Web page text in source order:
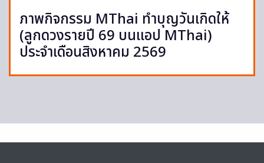
ภาพกิจกรรม MThai ทำบุญวันเกิดให้
(ลูกดวงรายปี 69 บนแอป MThai)
ประจำเดือนสิงหาคม 2569